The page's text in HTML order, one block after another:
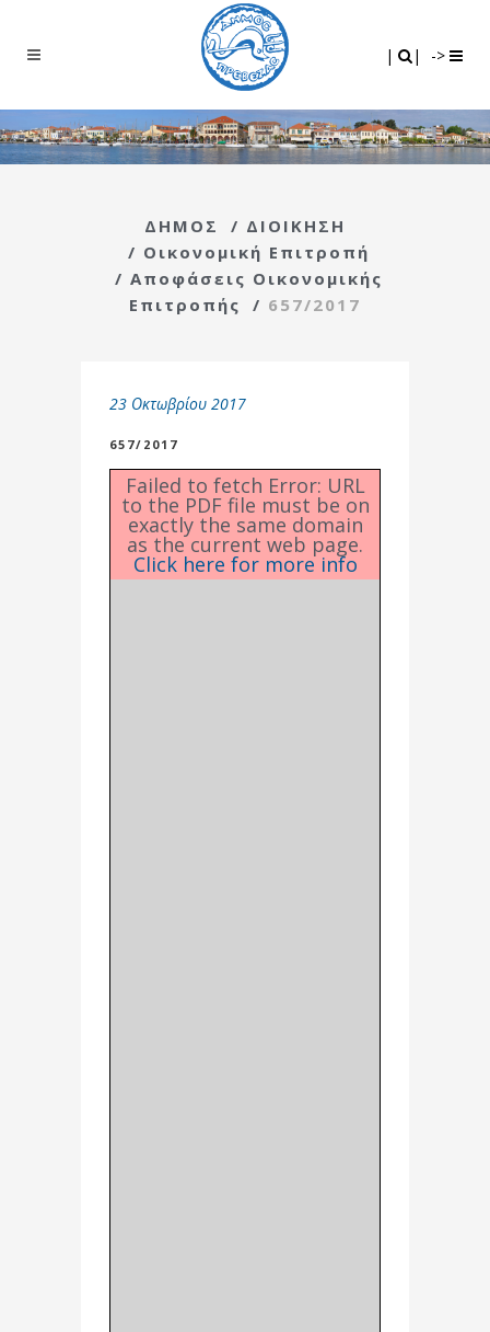
| | ->
ΔΗΜΟΣ / ΔΙΟΙΚΗΣΗ
/ Οικονομική Επιτροπή
/ Αποφάσεις Οικονομικής
Επιτροπής
/ 657/2017
23 Οκτωβρίου 2017
657/2017
Failed to fetch Error: URL
to the PDF file must be on
exactly the same domain
as the current web page.
Click here for more info